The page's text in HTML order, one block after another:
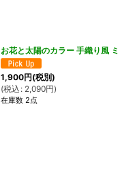
お花と太陽のカラー 手織り風
1,900円(税別)
(税込 : 2,090円)
在庫数 2点